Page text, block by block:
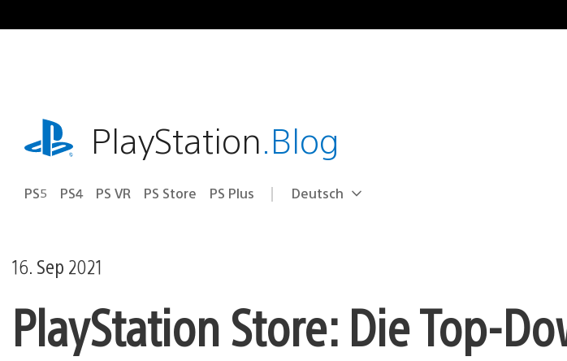
Inhalt
playstation.comPlayStation.Blog
PS5 PS4 PS VR PS Store PS Plus Select
Aktuelle
Deutsch
16. Sep 2021
PlayStation Store: Die Top-